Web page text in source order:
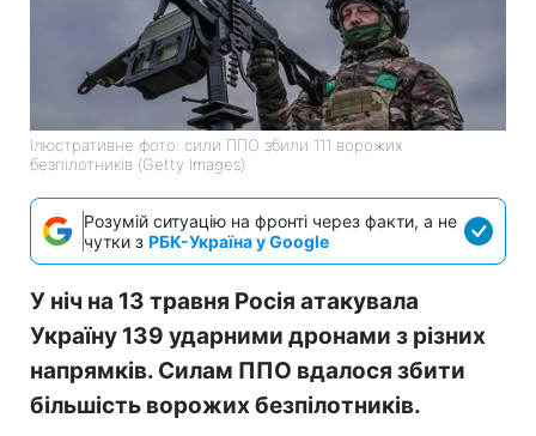
Ілюстративне фото: сили ППО збили 111 ворожих
безпілотників (Getty Images)
Розумій ситуацію на фронті через факти, а не
чутки з РБК-Україна у Google
У ніч на 13 травня Росія атакувала
Україну 139 ударними дронами з різних
напрямків. Силам ППО вдалося збити
більшість ворожих безпілотників.